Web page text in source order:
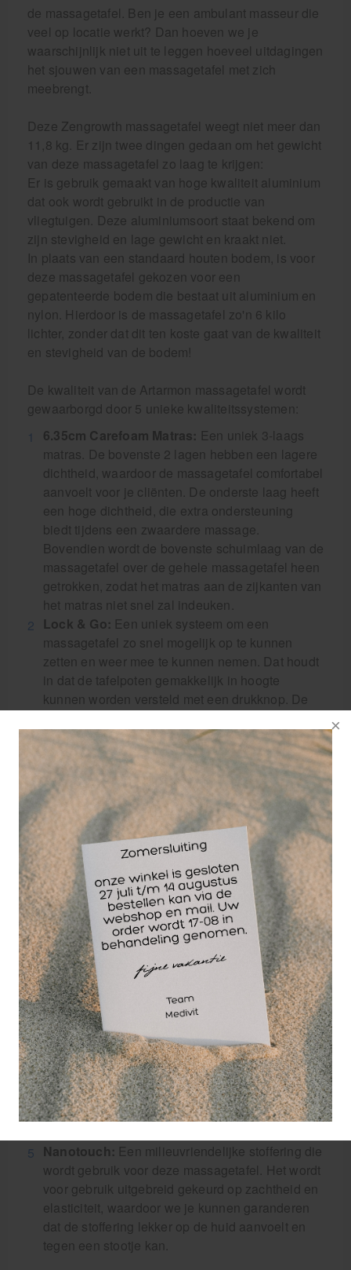
de massagetafel. Ben je een ambulant masseur die
veel op locatie werkt? Dan hoeven we je
waarschijnlijk niet uit te leggen hoeveel uitdagingen
het sjouwen van een massagetafel met zich
meebrengt.
Deze Zengrowth massagetafel weegt niet meer dan
11,8 kg. Er zijn twee dingen gedaan om het gewicht
van deze massagetafel zo laag te krijgen:
Er is gebruik gemaakt van hoge kwaliteit aluminium
dat ook wordt gebruikt in de productie van
vliegtuigen. Deze aluminiumsoort staat bekend om
zijn stevigheid en lage gewicht en kraakt niet.
In plaats van een standaard houten bodem, is voor
deze massagetafel gekozen voor een
gepatenteerde bodem die bestaat uit aluminium en
nylon. Hierdoor is de massagetafel zo'n 6 kilo
lichter, zonder dat dit ten koste gaat van de kwaliteit
en stevigheid van de bodem!
De kwaliteit van de Artarmon massagetafel wordt
gewaarborgd door 5 unieke kwaliteitssystemen:
6.35cm Carefoam Matras: Een uniek 3-laags
matras. De bovenste 2 lagen hebben een lagere
dichtheid, waardoor de massagetafel comfortabel
aanvoelt voor je cliënten. De onderste laag heeft
een hoge dichtheid, die extra ondersteuning
biedt tijdens een zwaardere massage.
Bovendien wordt de bovenste schuimlaag van de
massagetafel over de gehele massagetafel heen
getrokken, zodat het matras aan de zijkanten van
het matras niet snel zal indeuken.
Lock & Go: Een uniek systeem om een
massagetafel zo snel mogelijk op te kunnen
zetten en weer mee te kunnen nemen. Dat houdt
in dat de tafelpoten gemakkelijk in hoogte
kunnen worden versteld met een drukknop. De
zodat deze niet rond kunnen draaien wanneer de
hoogte wordt aangepast. Daarnaast kunnen de
accessoires van de massagetafel gemakkelijk
aan de onderkant van de massagetafel worden
vastgezet met het behulp van hoge kwaliteit
klittenband.
FeatherWeight Matras:Een unieke
gepatenteerde nylon matrasbodem voor deze
massagetafel zorgt ervoor dat de massagetafel
zo’n 3 kilogram lichter is dan massagetafels met
een houten matrasbodem zonder dat dit ten
koste gaat van de kwaliteit en stevigheid van de
massagetafel. Deze massagetafel weegt
hierdoor slechts 11,8 kg (ja je lees het écht
goed!).
Sturdy & Quiet:
Een unieke compositie van
hoge kwaliteit scharnieren en het gebruik van
aluminium van vliegtuigkwaliteit in combinatie
met anti slip poten en extra stabilisator balken
zorgt ervoor dat deze massagetafel altijd stevig
op de grond staat en niet begint met kraken of
Nanotouch: Een milieuvriendelijke stoffering die
wordt gebruik voor deze massagetafel. Het wordt
voor gebruik uitgebreid gekeurd op zachtheid en
elasticiteit, waardoor we je kunnen garanderen
dat de stoffering lekker op de huid aanvoelt en
tegen een stootje kan.